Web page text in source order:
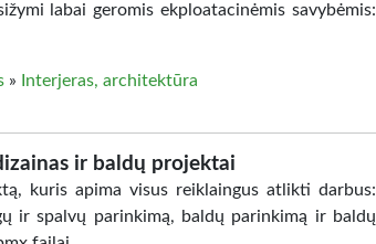
labai geromis ekploatacinėmis savybėmis:
» Interjeras, architektūra
ir baldų projektai
kuris apima visus reiklaingus atlikti darbus:
ir spalvų parinkimą, baldų parinkimą ir baldų